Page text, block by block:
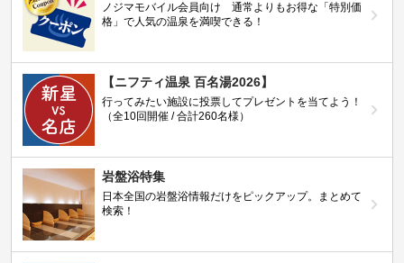
ノジマモバイル会員向け 通常よりもお得な「特別価
格」で人気の温泉を満喫できる！
【ニフティ温泉 百名湯2026】
行ってみたい施設に投票してプレゼントを当てよう！
（全10回開催 / 合計260名様）
岩盤浴特集
日本全国の岩盤浴情報だけをピックアップ。まとめて
検索！